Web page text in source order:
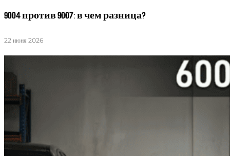
9004 против 9007: в чем разница?
22 июня 2026